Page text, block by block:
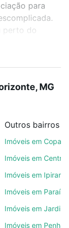
para
perto do
venda em
seu
e você
e
Você
de
para
MG
Imóveis em
Imóveis em Centro
Imóveis em
Imóveis em Paraíso
Imóveis em Jardim
Imóveis em Penha